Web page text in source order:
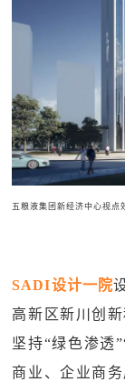
五粮液集团新经济中心视点
SADI设计一院
高新区新川创
坚持“绿色渗透
商业、企业商